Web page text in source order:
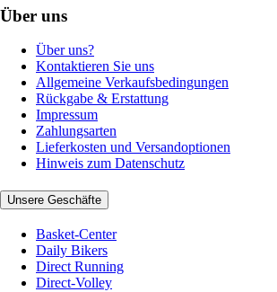
Über uns
Über uns?
Kontaktieren Sie uns
Allgemeine Verkaufsbedingungen
Rückgabe & Erstattung
Impressum
Zahlungsarten
Lieferkosten und Versandoptionen
Hinweis zum Datenschutz
Unsere Geschäfte
Basket-Center
Daily Bikers
Direct Running
Direct-Volley